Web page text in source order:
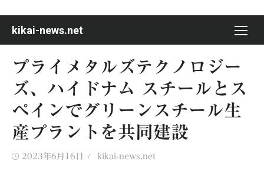
content
kikai-news.net
プライメタルズテクノロジー
ズ、ハイドナム スチールとス
ペインでグリーンスチール生
産プラントを共同建設
Posted
2023年6月16日 Author
kikai-news.net